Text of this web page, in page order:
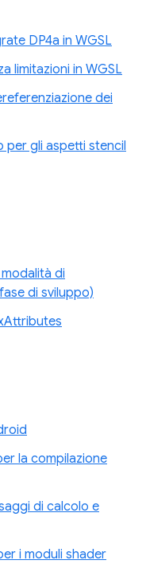
DP4a in WGSL
limitazioni in WGSL
dei
per gli aspetti stencil
di
di sviluppo)
la compilazione
di calcolo e
i moduli shader